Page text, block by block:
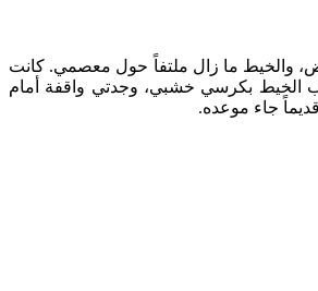
والخيط ما زال ملتفاً حول معصمي. كانت
الخيط بكرسي خشبي، وجدتي واقفة أمام
جاء موعده.